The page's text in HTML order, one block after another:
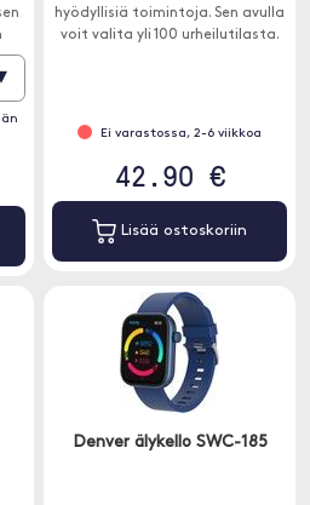
hyödyllisiä toimintoja. Sen avulla
voit valita yli 100 urheilutilasta.
Ei varastossa, 2-6 viikkoa
42.90 €
Lisää ostoskoriin
Denver älykello SWC-185